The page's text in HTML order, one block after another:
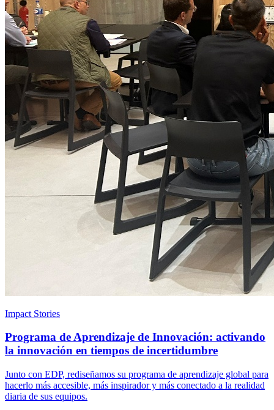
Impact Stories
Programa de Aprendizaje de Innovación: activando
la innovación en tiempos de incertidumbre
Junto con EDP, rediseñamos su programa de aprendizaje global para
hacerlo más accesible, más inspirador y más conectado a la realidad
diaria de sus equipos.